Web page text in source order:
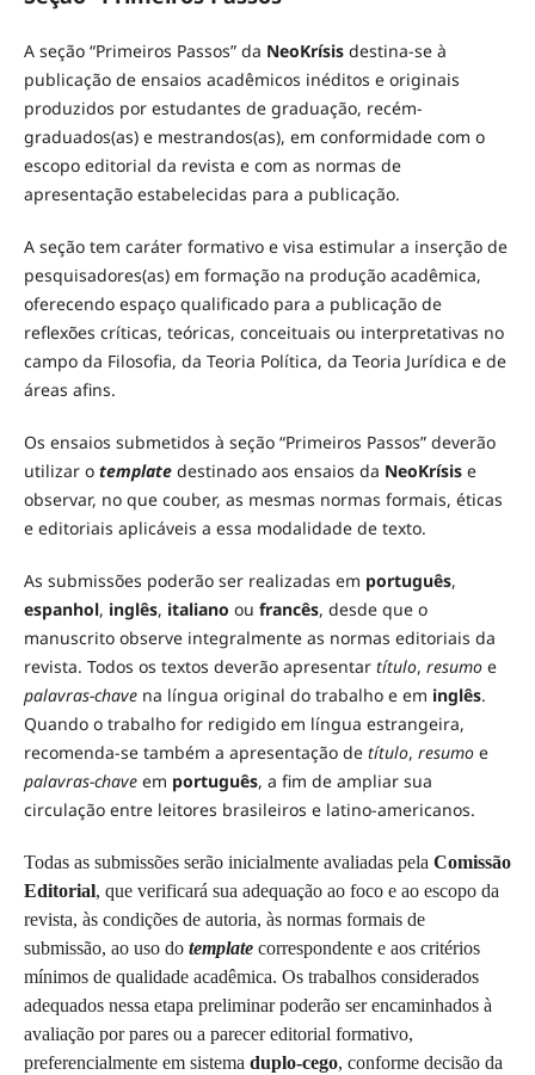
A seção “Primeiros Passos” da NeoKrísisdestina-se à
publicação de ensaios acadêmicos inéditos e originais
produzidos por estudantes de graduação, recém-
graduados(as) e mestrandos(as), em conformidade com o
escopo editorial da revista e com as normas de
apresentação estabelecidas para a publicação.
A seção tem caráter formativo e visa estimular a inserção de
pesquisadores(as) em formação na produção acadêmica,
oferecendo espaço qualificado para a publicação de
reflexões críticas, teóricas, conceituais ou interpretativas no
campo da Filosofia, da Teoria Política, da Teoria Jurídica e de
áreas afins.
Os ensaios submetidos à seção “Primeiros Passos” deverão
utilizar o template destinado aos ensaios da NeoKrísise
observar, no que couber, as mesmas normas formais, éticas
e editoriais aplicáveis a essa modalidade de texto.
As submissões poderão ser realizadas em português,
espanhol, inglês, italiano ou francês, desde que o
manuscrito observe integralmente as normas editoriais da
revista. Todos os textos deverão apresentar título, resumoe
palavras-chavena língua original do trabalho e em inglês.
Quando o trabalho for redigido em língua estrangeira,
recomenda-se também a apresentação de título, resumoe
palavras-chaveem português, a fim de ampliar sua
circulação entre leitores brasileiros e latino-americanos.
Todas as submissões serão inicialmente avaliadas pela Comissão
Editorial, que verificará sua adequação ao foco e ao escopo da
revista, às condições de autoria, às normas formais de
submissão, ao uso do templatecorrespondente e aos critérios
mínimos de qualidade acadêmica. Os trabalhos considerados
adequados nessa etapa preliminar poderão ser encaminhados à
avaliação por pares ou a parecer editorial formativo,
preferencialmente em sistema duplo-cego, conforme decisão da